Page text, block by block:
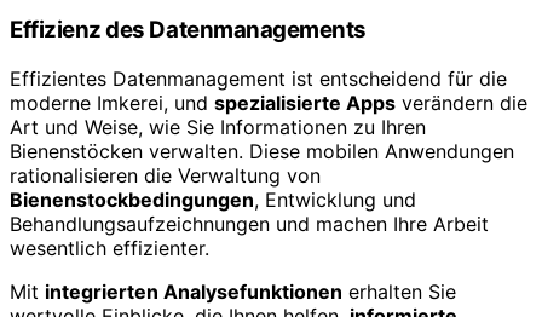
Effizienz des Datenmanagements
Effizientes Datenmanagement ist entscheidend für die
moderne Imkerei, und spezialisierte Apps verändern die
Art und Weise, wie Sie Informationen zu Ihren
Bienenstöcken verwalten. Diese mobilen Anwendungen
rationalisieren die Verwaltung von
Bienenstockbedingungen, Entwicklung und
Behandlungsaufzeichnungen und machen Ihre Arbeit
wesentlich effizienter.
Mit integrierten Analysefunktionen erhalten Sie